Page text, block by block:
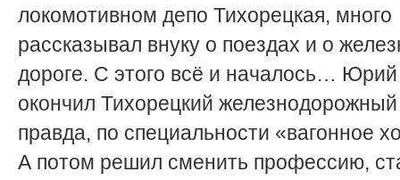
локомотивном депо Тихорецкая, много
рассказывал внуку о поездах и о
дороге. С этого всё и началось…
окончил Тихорецкий
правда, по специальности «вагонное
А потом решил сменить профессию,